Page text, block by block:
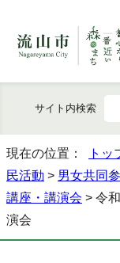
サイト内検索
現在の位置： トッ
民活動 > 男女共同
講座・講演会 > 令
演会